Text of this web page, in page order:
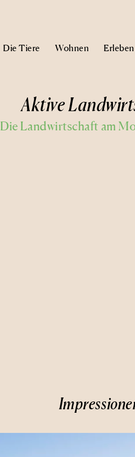
Die Tiere Wohnen Erleben
Aktive
Die Landwirtschaft am